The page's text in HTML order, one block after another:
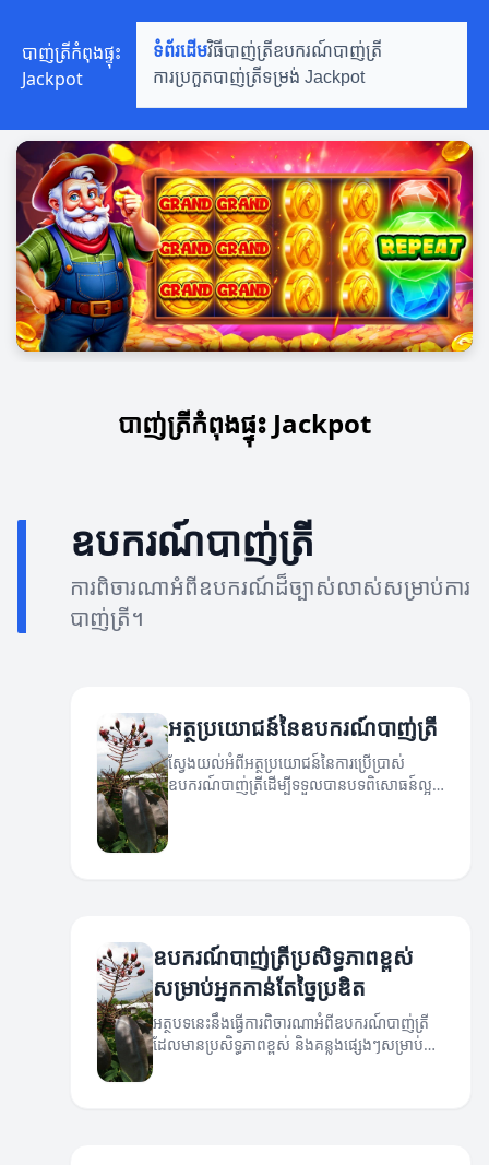
បាញ់ត្រីកំពុងផ្ទុះ
Jackpot
ទំព័រដើមវិធីបាញ់ត្រីឧបករណ៍បាញ់ត្រី
ការប្រកួតបាញ់ត្រីទម្រង់ Jackpot
បាញ់ត្រីកំពុងផ្ទុះ Jackpot
ឧបករណ៍បាញ់ត្រី
ការពិចារណាអំពីឧបករណ៍ដ៏ច្បាស់លាស់សម្រាប់ការ
បាញ់ត្រី។
អត្ថប្រយោជន៍នៃឧបករណ៍បាញ់ត្រី
ស្វែងយល់អំពីអត្ថប្រយោជន៍នៃការប្រើប្រាស់
ឧបករណ៍បាញ់ត្រីដើម្បីទទួលបានបទពិសោធន៍ល្អ
ប្រសើរ។
ឧបករណ៍បាញ់ត្រីប្រសិទ្ធភាពខ្ពស់
សម្រាប់អ្នកកាន់តែច្នៃប្រឌិត
អត្ថបទនេះនឹងធ្វើការពិចារណាអំពីឧបករណ៍បាញ់ត្រី
ដែលមានប្រសិទ្ធភាពខ្ពស់ និងគន្លងផ្សេងៗសម្រាប់អ្នក
ដែលចង់កែលម្អជំនាញសមុទ្រ។